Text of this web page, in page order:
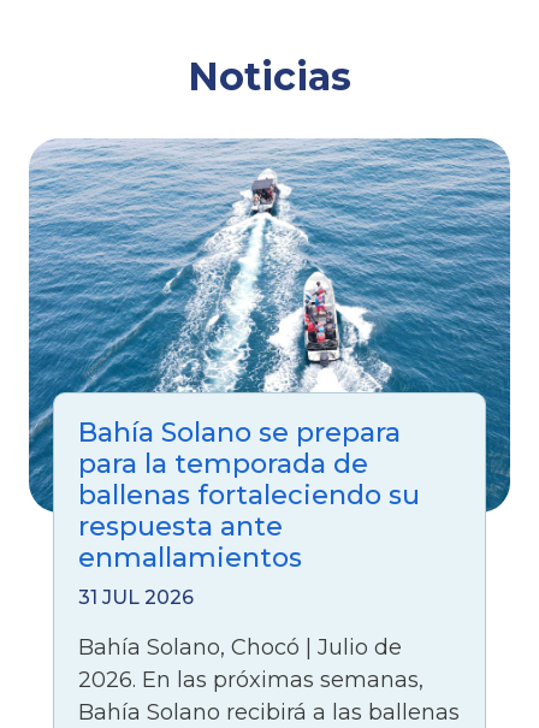
Noticias
Bahía Solano se prepara
para la temporada de
ballenas fortaleciendo su
respuesta ante
enmallamientos
31 JUL 2026
Bahía Solano, Chocó | Julio de
2026. En las próximas semanas,
Bahía Solano recibirá a las ballenas